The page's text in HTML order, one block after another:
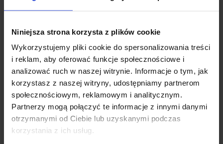
Niniejsza strona korzysta z plików cookie
Wykorzystujemy pliki cookie do spersonalizowania treści
i reklam, aby oferować funkcje społecznościowe i
analizować ruch w naszej witrynie. Informacje o tym, jak
korzystasz z naszej witryny, udostępniamy partnerom
społecznościowym, reklamowym i analitycznym.
Partnerzy mogą połączyć te informacje z innymi danymi
otrzymanymi od Ciebie lub uzyskanymi podczas
korzystania z ich usług.
Parametry:
wysokość (cm): 10,5
średnica (cm): 6
szerokość (cm): 6
ilość źródeł: 1
rodzaj trzonka: GU10